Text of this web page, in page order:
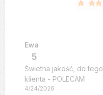
Ewa
5
Świetna jakość, do
klienta - POLECAM
4/24/2026